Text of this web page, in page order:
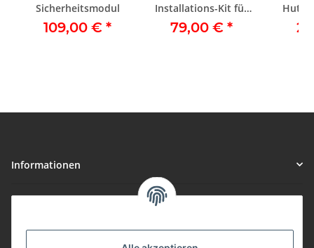
Sicherheitsmodul
109,00 €*
Installations-Kit für
Video-
Türsprechanlage
79,00 €*
4,5
Informationen